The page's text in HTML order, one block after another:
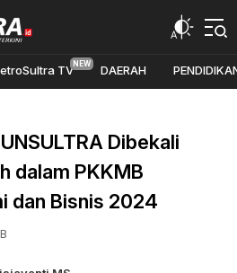
TV DAERAH
Dibekali
dalam PKKMB
dan Bisnis 2024